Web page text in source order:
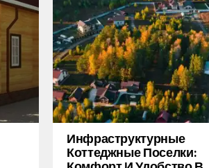
Инфраструктурные
Коттеджные Поселки: